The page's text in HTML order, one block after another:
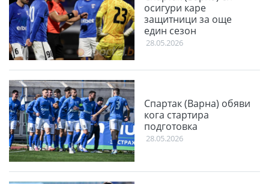
осигури каре
защитници за още
един сезон
28.05.2026
Спартак (Варна) обяви
кога стартира
подготовка
28.05.2026